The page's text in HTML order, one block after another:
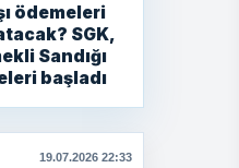
ödemeleri
SGK,
Sandığı
başladı
19.07.2026 22:33